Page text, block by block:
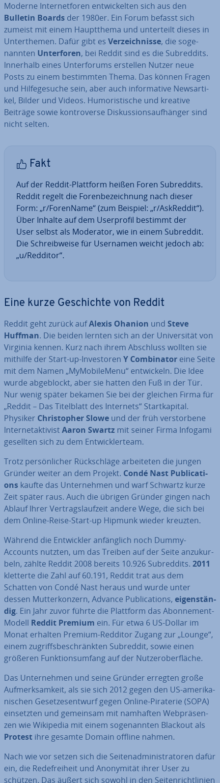
Moderne In­ter­net­fo­ren ent­wi­ckel­ten sich aus den
Bulletin Boards der 1980er. Ein Forum befasst sich
zumeist mit einem Haupt­the­ma und un­ter­teilt dieses in
Un­ter­the­men. Dafür gibt es Ver­zeich­nis­se, die so­ge­
nann­ten Un­ter­fo­ren, bei Reddit sind es die Subred­dits.
Innerhalb eines Un­ter­fo­rums erstellen Nutzer neue
Posts zu einem be­stimm­ten Thema. Das können Fragen
und Hil­fe­ge­su­che sein, aber auch in­for­ma­ti­ve News­ar­ti­
kel, Bilder und Videos. Hu­mo­ris­ti­sche und kreative
Beiträge sowie kon­tro­ver­se Dis­kus­si­ons­auf­hän­ger sind
nicht selten.
Fakt
Auf der Reddit-Plattform heißen Foren Subred­dits.
Reddit regelt die Fo­ren­be­zeich­nung nach dieser
Form: „r/ForenName“ (zum Beispiel: „r/AskReddit“).
Über Inhalte auf dem User­pro­fil bestimmt der
User selbst als Moderator, wie in einem Subreddit.
Die Schreib­wei­se für Usernamen weicht jedoch ab:
„u/Redditor“.
Eine kurze Ge­schich­te von Reddit
Reddit geht zurück aufAlexis Ohanion und Steve
Huffman. Die beiden lernten sich an der Uni­ver­si­tät von
Virginia kennen. Kurz nach ihrem Abschluss wollten sie
mithilfe der Start-up-In­ves­to­ren Y Com­bi­na­tor eine Seite
mit dem Namen „My­Mo­bi­le­Me­nu“ ent­wi­ckeln. Die Idee
wurde ab­ge­blockt, aber sie hatten den Fuß in der Tür.
Nur wenig später bekamen Sie bei der gleichen Firma für
„Reddit – Das Ti­tel­blatt des Internets“ Start­ka­pi­tal.
Physiker Chris­to­pher Slowe und der früh ver­stor­be­ne
In­ter­net­ak­ti­vistAaron Swartz mit seiner Firma Infogami
gesellten sich zu dem Ent­wick­ler­team.
Trotz per­sön­li­cher Rück­schlä­ge ar­bei­te­ten die jungen
Gründer weiter an dem Projekt. Condé Nast Pu­bli­ca­ti­
ons kaufte das Un­ter­neh­men und warf Schwartz kurze
Zeit später raus. Auch die übrigen Gründer gingen nach
Ablauf Ihrer Ver­trags­lauf­zeit andere Wege, die sich bei
dem Online-Reise-Start-up Hipmunk wieder kreuzten.
Während die Ent­wick­ler an­fäng­lich noch Dummy-
Accounts nutzten, um das Treiben auf der Seite an­zu­kur­
beln, zählte Reddit 2008 bereits 10.926 Subred­dits. 2011
kletterte die Zahl auf 60.191, Reddit trat aus dem
Schatten von Condé Nast heraus und wurde unter
dessen Mut­ter­kon­zern, Advance Pu­bli­ca­ti­ons, ei­gen­stän­
dig. Ein Jahr zuvor führte die Plattform das Abon­ne­ment-
Modell Reddit Premium ein. Für etwa 6 US-Dollar im
Monat erhalten Premium-Redditor Zugang zur „Lounge“,
einem zu­griffs­be­schränk­ten Subreddit, sowie einen
größeren Funk­ti­ons­um­fang auf der Nut­zer­ober­flä­che.
Das Un­ter­neh­men und seine Gründer erregten große
Auf­merk­sam­keit, als sie sich 2012 gegen den US-ame­ri­ka­
ni­schen Ge­set­zes­ent­wurf gegen Online-Piraterie (SOPA)
ein­setz­ten und gemeinsam mit namhaften Web­prä­sen­
zen wie Wikipedia mit einem so­ge­nann­ten Blackout als
Protest ihre gesamte Domain offline nahmen.
Nach wie vor setzen sich die Sei­ten­ad­mi­nis­tra­to­ren dafür
ein, die Re­de­frei­heit und An­ony­mi­tät ihrer User zu
schützen. Das äußert sich sowohl in den Sei­ten­richt­li­ni­en